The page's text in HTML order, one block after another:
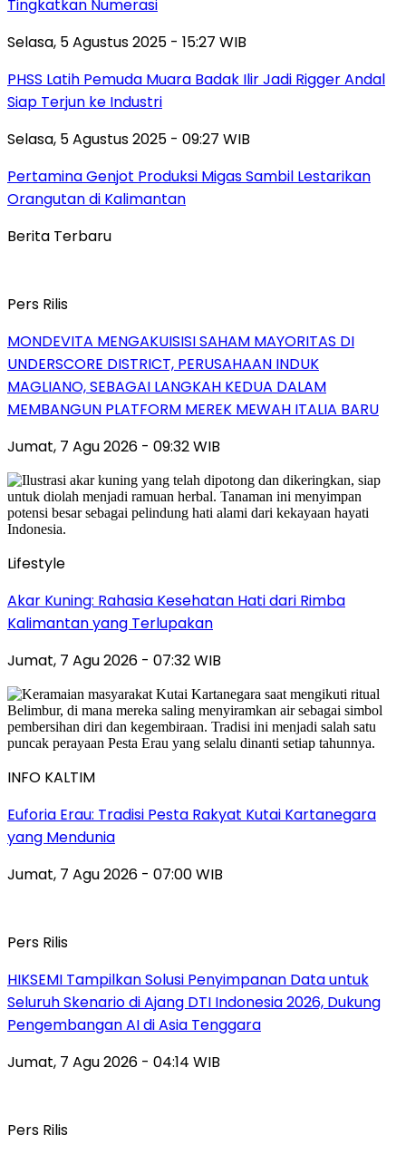
Tingkatkan Numerasi
Selasa, 5 Agustus 2025 - 15:27 WIB
PHSS Latih Pemuda Muara Badak Ilir Jadi Rigger Andal
Siap Terjun ke Industri
Selasa, 5 Agustus 2025 - 09:27 WIB
Pertamina Genjot Produksi Migas Sambil Lestarikan
Orangutan di Kalimantan
Berita Terbaru
Pers Rilis
MONDEVITA MENGAKUISISI SAHAM MAYORITAS DI
UNDERSCORE DISTRICT, PERUSAHAAN INDUK
MAGLIANO, SEBAGAI LANGKAH KEDUA DALAM
MEMBANGUN PLATFORM MEREK MEWAH ITALIA BARU
Jumat, 7 Agu 2026 - 09:32 WIB
Lifestyle
Akar Kuning: Rahasia Kesehatan Hati dari Rimba
Kalimantan yang Terlupakan
Jumat, 7 Agu 2026 - 07:32 WIB
INFO KALTIM
Euforia Erau: Tradisi Pesta Rakyat Kutai Kartanegara
yang Mendunia
Jumat, 7 Agu 2026 - 07:00 WIB
Pers Rilis
HIKSEMI Tampilkan Solusi Penyimpanan Data untuk
Seluruh Skenario di Ajang DTI Indonesia 2026, Dukung
Pengembangan AI di Asia Tenggara
Jumat, 7 Agu 2026 - 04:14 WIB
Pers Rilis